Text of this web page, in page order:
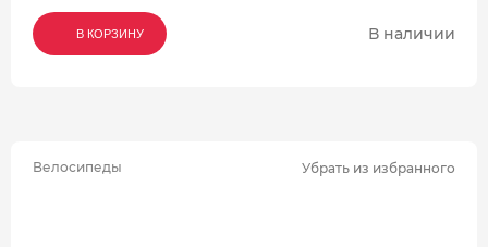
В КОРЗИНУ
В КОРЗИНУ
В КОРЗИНУ В наличии
Велосипеды Убрать из избранного